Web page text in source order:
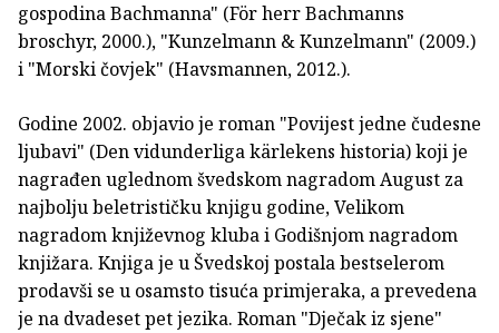
gospodina Bachmanna" (För herr Bachmanns
broschyr, 2000.), "Kunzelmann & Kunzelmann" (2009.)
i "Morski čovjek" (Havsmannen, 2012.).
Godine 2002. objavio je roman "Povijest jedne čudesne
ljubavi" (Den vidunderliga kärlekens historia) koji je
nagrađen uglednom švedskom nagradom August za
najbolju beletrističku knjigu godine, Velikom
nagradom književnog kluba i Godišnjom nagradom
knjižara. Knjiga je u Švedskoj postala bestselerom
prodavši se u osamsto tisuća primjeraka, a prevedena
je na dvadeset pet jezika. Roman "Dječak iz sjene"